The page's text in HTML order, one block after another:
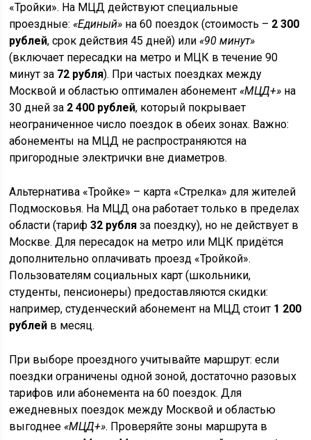
«Тройки». На МЦД действуют специальные
проездные:«Единый» на 60 поездок (стоимость – 2 300
рублей, срок действия 45 дней) или«90 минут»
(включает пересадки на метро и МЦК в течение 90
минут за 72 рубля). При частых поездках между
Москвой и областью оптимален абонемент«МЦД+» на
30 дней за 2 400 рублей, который покрывает
неограниченное число поездок в обеих зонах. Важно:
абонементы на МЦД не распространяются на
пригородные электрички вне диаметров.
Альтернатива «Тройке» – карта «Стрелка» для жителей
Подмосковья. На МЦД она работает только в пределах
области (тариф32 рубля за поездку), но не действует в
Москве. Для пересадок на метро или МЦК придётся
дополнительно оплачивать проезд «Тройкой».
Пользователям социальных карт (школьники,
студенты, пенсионеры) предоставляются скидки:
например, студенческий абонемент на МЦД стоит 1 200
рублей в месяц.
При выборе проездного учитывайте маршрут: если
поездки ограничены одной зоной, достаточно разовых
тарифов или абонемента на 60 поездок. Для
ежедневных поездок между Москвой и областью
выгоднее«МЦД+». Проверяйте зоны маршрута в